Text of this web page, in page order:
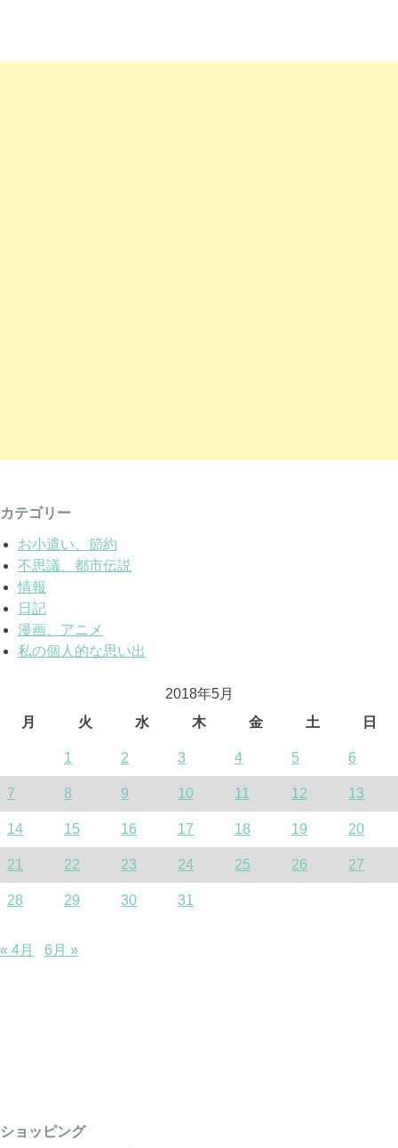
カテゴリー
お小遣い、節約
不思議、都市伝説
情報
日記
漫画、アニメ
私の個人的な思い出
2018年5月
月
火 水 木 金 土 日
1 2 3 4 5 6
7 8 9 10 11 12 13
14 15 16 17 18 19 20
21 22 23 24 25 26 27
28 29 30 31
« 4月 6月 »
ショッピング